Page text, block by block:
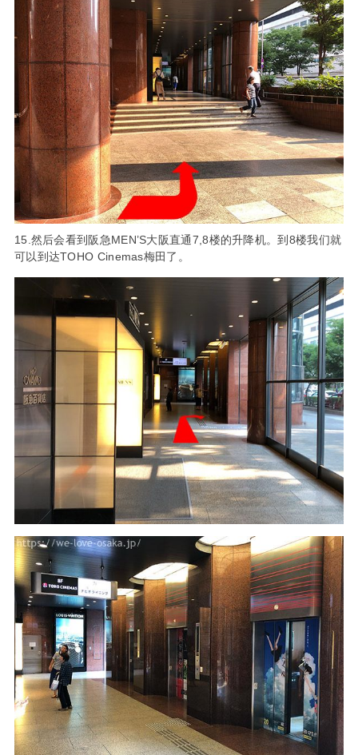
15.然后会看到阪急MEN’S大阪直通7,8楼的升降机。到8楼我们就
可以到达TOHO Cinemas梅田了。